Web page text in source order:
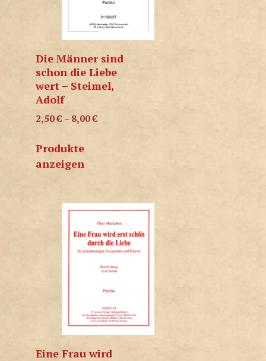
Die Männer sind
schon die Liebe
wert – Steimel,
Adolf
2,50€ – 8,00€
Produkte
anzeigen
Eine Frau wird